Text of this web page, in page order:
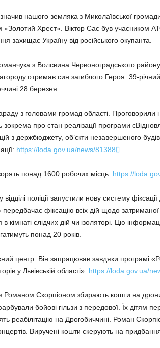
нашого земляка з Миколаївської
Хрест». Віктор Сас був учасником
захищає Україну від російського окупанта.
з Волсвина Червоноградського
отримав син загиблого Героя. 39-
28 березня.
з головами громад області. Проговорили
про стан реалізації програми
з держбюджету, об’єкти незавершеного
https://loda.gov.ua/news/81388
понад 1600 робочих місць: https://
поліції запустили нову систему фіксації
фіксацію всіх дій щодо затриманої
кімнаті слідчих дій чи ізоляторі. Цю
понад 20 років.
центр. Він запрацював завдяки програмі
у Львівській області»: https://loda.gov.ua/
Романом Скорпіоном збирають кошти на
бойові гільзи з передової. Їх дітям
реабілітацію на Дрогобиччині. Роман
Виручені кошти скерують на